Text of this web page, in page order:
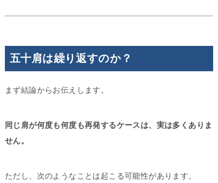
五十肩は繰り返すのか？
まず結論からお伝えします。
同じ肩が何度も何度も再発するケースは、実は多くありま
せん。
ただし、次のようなことは起こる可能性があります。